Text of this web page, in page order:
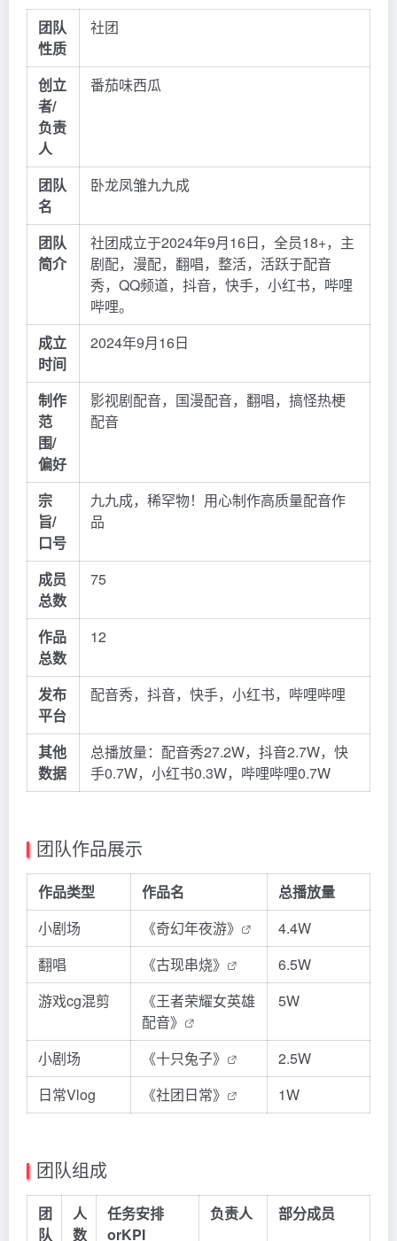
团队
性质
社团
创立
者/
负责
人
番茄味西瓜
团队
名
卧龙凤雏九九成
团队
简介
社团成立于2024年9月16日，全员18+，主
剧配，漫配，翻唱，整活，活跃于配音
秀，QQ频道，抖音，快手，小红书，哔哩
哔哩。
成立
时间
2024年9月16日
制作
范
围/
偏好
影视剧配音，国漫配音，翻唱，搞怪热梗
配音
宗
旨/
口号
九九成，稀罕物！用心制作高质量配音作
品
成员
总数
75
作品
总数
12
发布
平台
配音秀，抖音，快手，小红书，哔哩哔哩
其他
数据
总播放量：配音秀27.2W，抖音2.7W，快
手0.7W，小红书0.3W，哔哩哔哩0.7W
团队作品展示
作品类型 作品名
总播放量
小剧场
《奇幻年夜游》
4.4W
翻唱
《古现串烧》
6.5W
游戏cg混剪
《王者荣耀女英雄
配音》
5W
小剧场 《十只兔子》
2.5W
日常Vlog
《社团日常》 1W
团队组成
团
队
人
数
任务安排
orKPI
负责人 部分成员